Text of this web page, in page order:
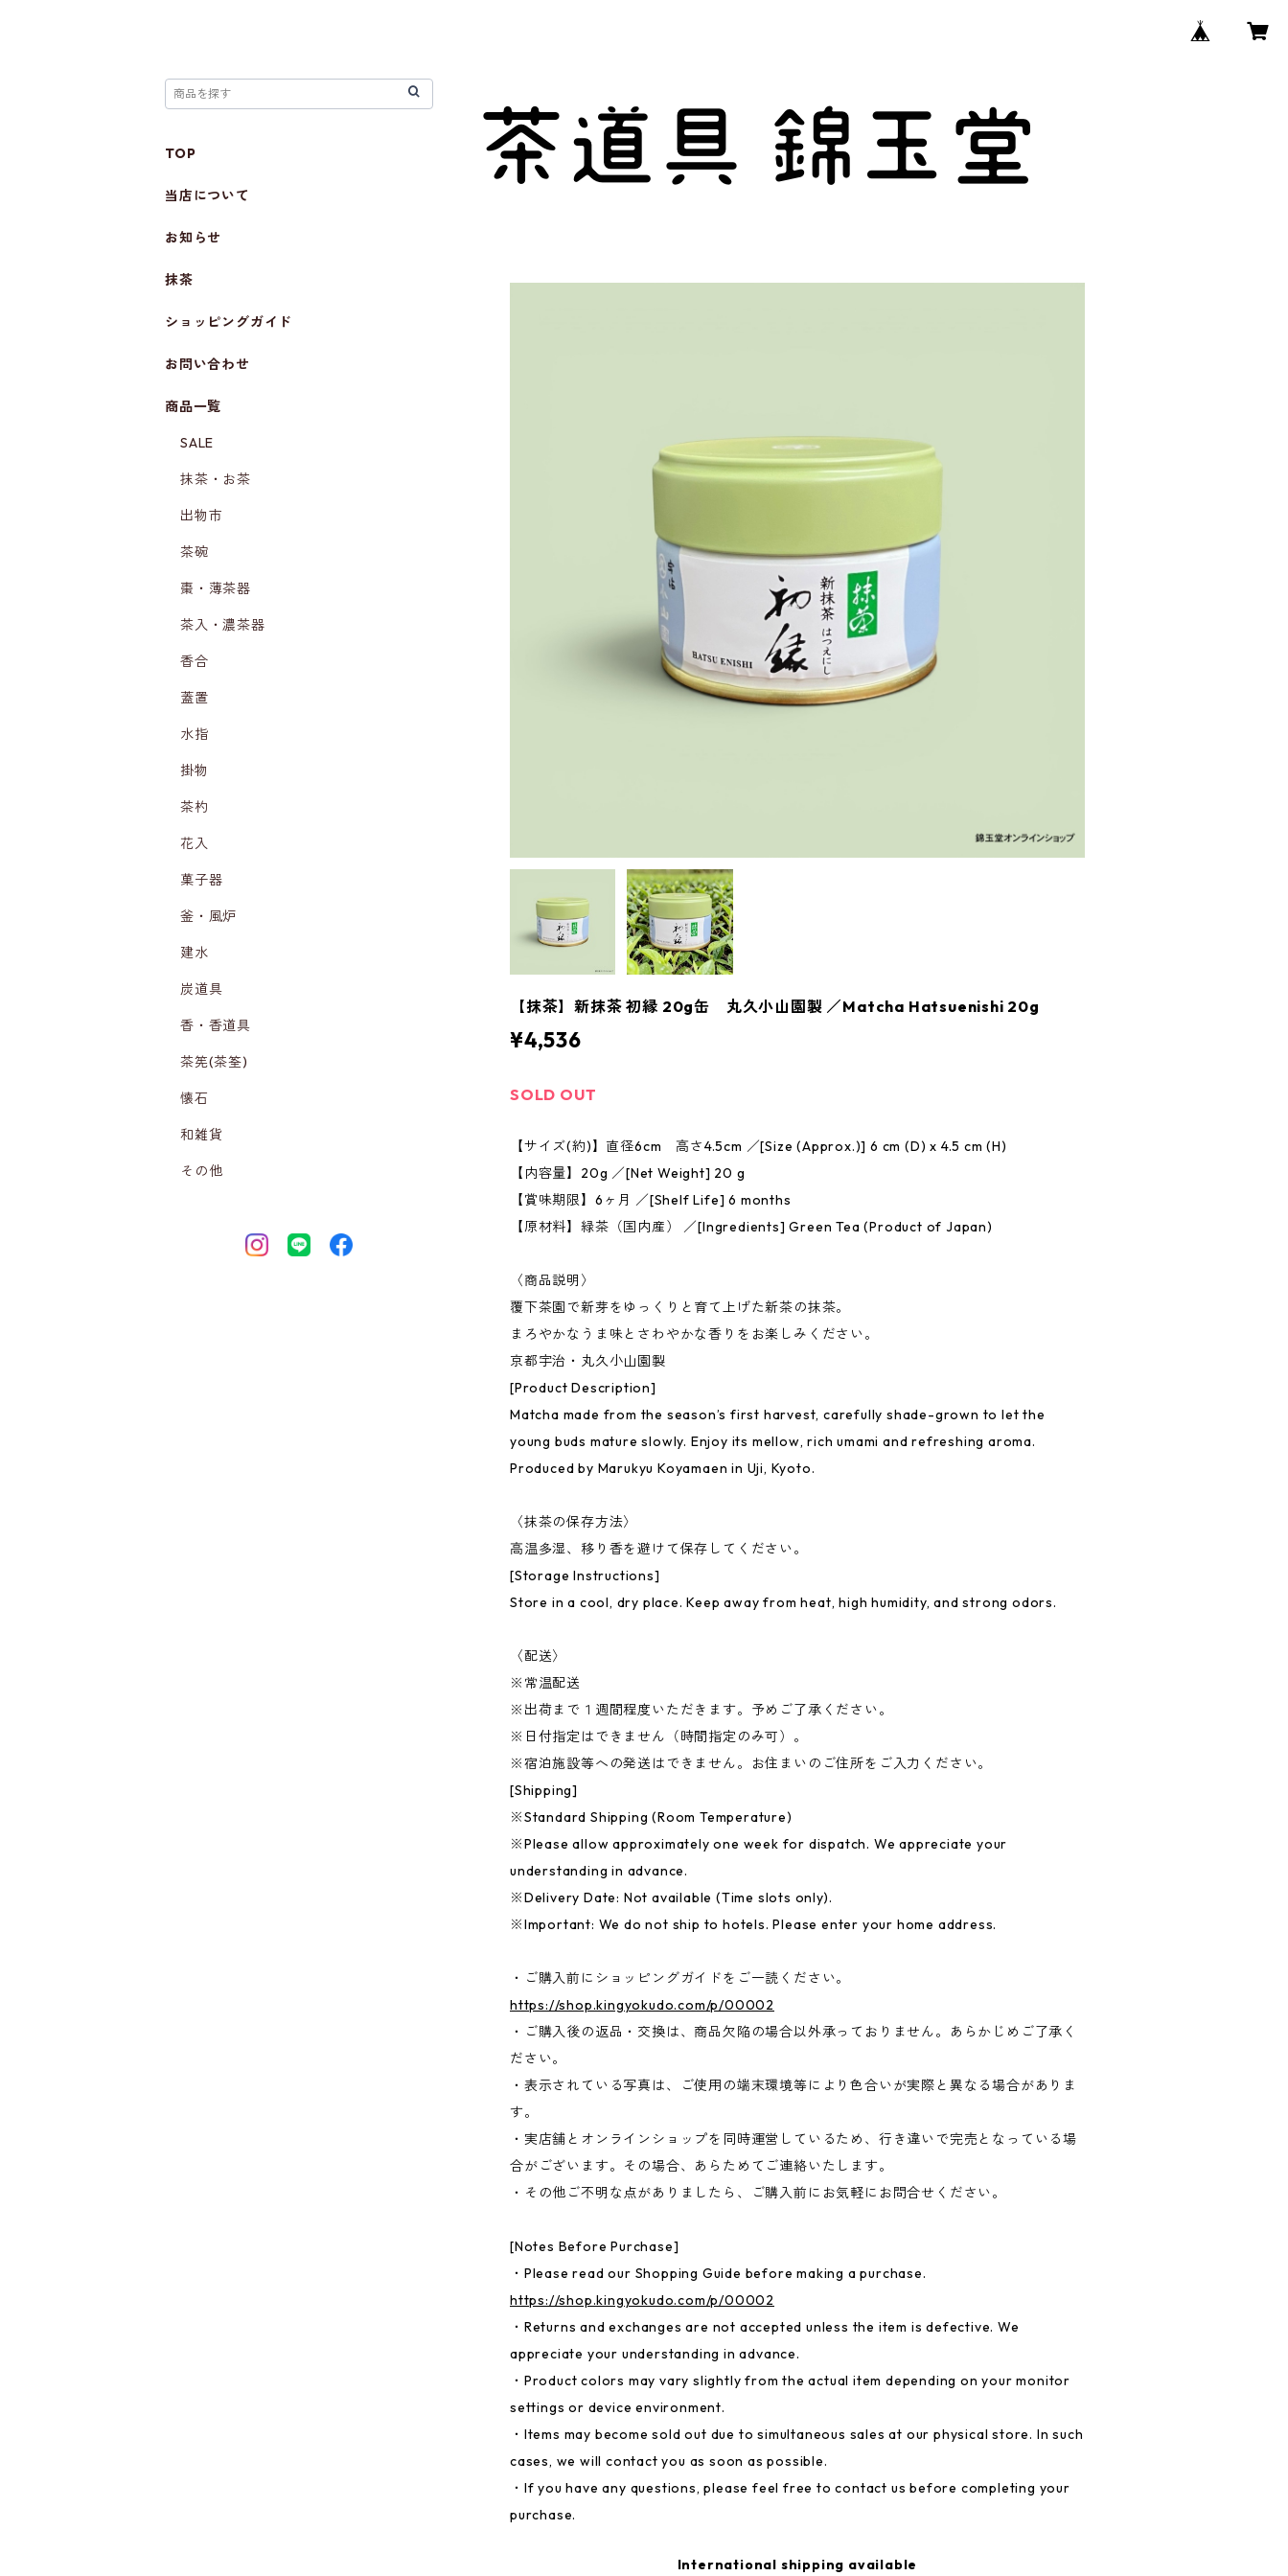
【抹茶】新抹茶 初縁 20g缶 丸久小山園製 ／Matcha Hatsuenishi 20g
¥4,536
SOLD OUT
【サイズ(約)】直径6cm 高さ4.5cm ／[Size (Approx.)] 6 cm (D) x 4.5 cm (H)
【内容量】20g ／[Net Weight] 20 g
【賞味期限】6ヶ月 ／[Shelf Life] 6 months
【原材料】緑茶（国内産） ／[Ingredients] Green Tea (Product of Japan)
〈商品説明〉
覆下茶園で新芽をゆっくりと育て上げた新茶の抹茶。
まろやかなうま味とさわやかな香りをお楽しみください。
京都宇治・丸久小山園製
[Product Description]
Matcha made from the season’s first harvest, carefully shade-grown to let the
young buds mature slowly. Enjoy its mellow, rich umami and refreshing aroma.
Produced by Marukyu Koyamaen in Uji, Kyoto.
〈抹茶の保存方法〉
高温多湿、移り香を避けて保存してください。
[Storage Instructions]
Store in a cool, dry place. Keep away from heat, high humidity, and strong odors.
〈配送〉
※常温配送
※出荷まで１週間程度いただきます。予めご了承ください。
※日付指定はできません（時間指定のみ可）。
※宿泊施設等への発送はできません。お住まいのご住所をご入力ください。
[Shipping]
※Standard Shipping (Room Temperature)
※Please allow approximately one week for dispatch. We appreciate your
understanding in advance.
※Delivery Date: Not available (Time slots only).
※Important: We do not ship to hotels. Please enter your home address.
・ご購入前にショッピングガイドをご一読ください。
https://shop.kingyokudo.com/p/00002
・ご購入後の返品・交換は、商品欠陥の場合以外承っておりません。あらかじめご了承く
ださい。
・表示されている写真は、ご使用の端末環境等により色合いが実際と異なる場合がありま
す。
・実店舗とオンラインショップを同時運営しているため、行き違いで完売となっている場
合がございます。その場合、あらためてご連絡いたします。
・その他ご不明な点がありましたら、ご購入前にお気軽にお問合せください。
[Notes Before Purchase]
・Please read our Shopping Guide before making a purchase.
https://shop.kingyokudo.com/p/00002
・Returns and exchanges are not accepted unless the item is defective. We
appreciate your understanding in advance.
・Product colors may vary slightly from the actual item depending on your monitor
settings or device environment.
・Items may become sold out due to simultaneous sales at our physical store. In such
cases, we will contact you as soon as possible.
・If you have any questions, please feel free to contact us before completing your
purchase.
International shipping available
TOP
当店について
お知らせ
抹茶
ショッピングガイド
お問い合わせ
商品一覧
SALE
抹茶・お茶
出物市
茶碗
棗・薄茶器
茶入・濃茶器
香合
蓋置
水指
掛物
茶杓
花入
菓子器
釜・風炉
建水
炭道具
香・香道具
茶筅(茶筌)
懐石
和雑貨
その他